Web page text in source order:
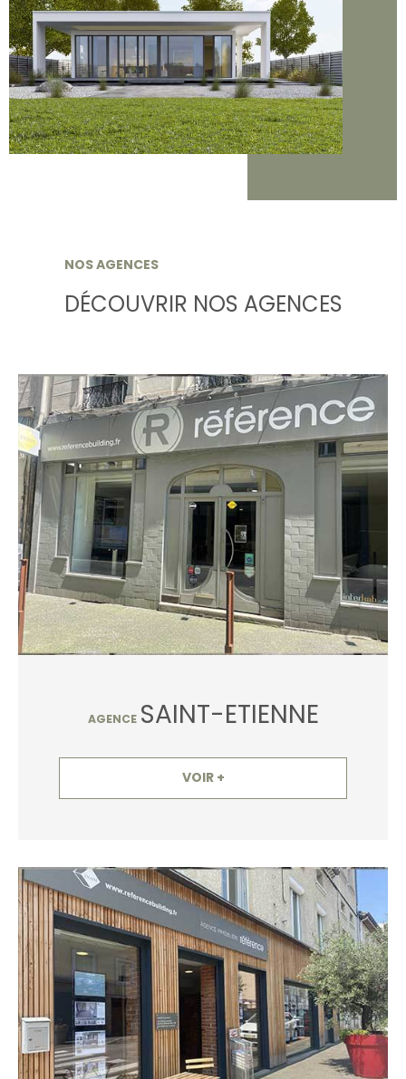
NOS AGENCES
DÉCOUVRIR NOS AGENCES
AGENCE SAINT-ETIENNE
VOIR +